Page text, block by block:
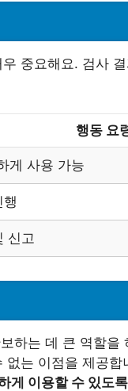
중요해요. 검사
행동 요
게 사용 가능
신고
하는 데 큰 역할
없는 이점을 제공합
게 이용할 수 있도